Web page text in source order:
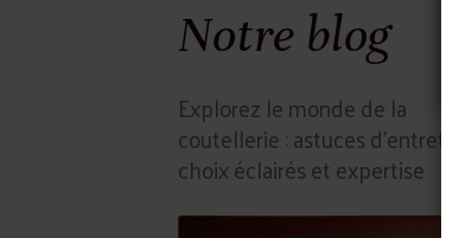
Notre blog
Explorez le monde de la
coutellerie : astuces d'entretien,
choix éclairés et expertise